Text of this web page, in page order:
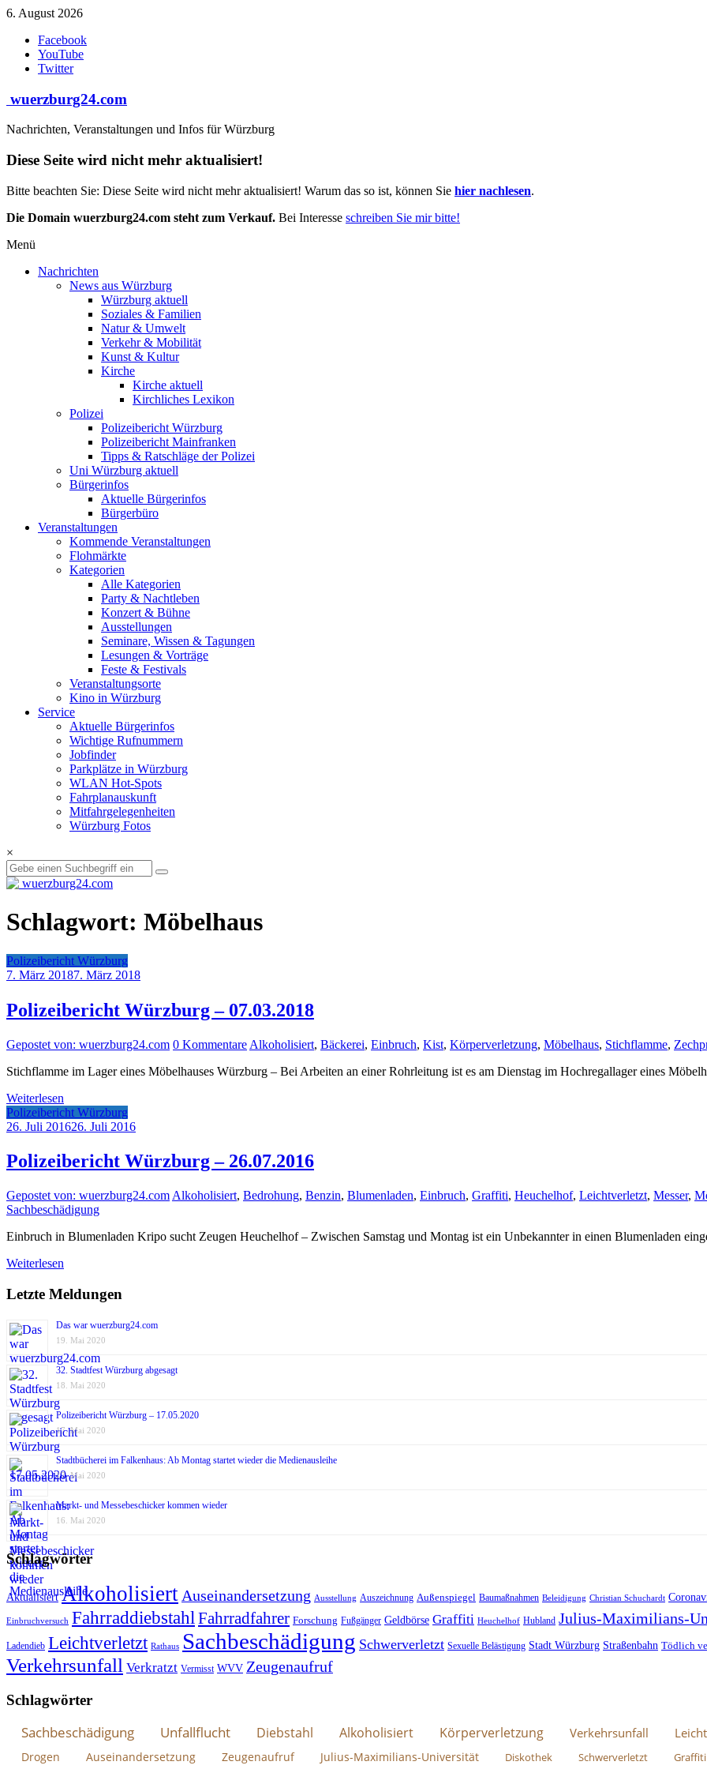
Zum
springen
6. August 2026
Facebook
YouTube
Twitter
wuerzburg24.com
Nachrichten, Veranstaltungen und Infos für Würzburg
Diese Seite wird nicht mehr aktualisiert!
Bitte beachten Sie: Diese Seite wird nicht mehr aktualisiert! Warum das so ist, können Sie hier nachlesen.
Die Domain wuerzburg24.com steht zum Verkauf. Bei Interesse schreiben Sie mir bitte!
Menü
Nachrichten
News aus Würzburg
Würzburg aktuell
Soziales & Familien
Natur & Umwelt
Verkehr & Mobilität
Kunst & Kultur
Kirche
Kirche aktuell
Kirchliches Lexikon
Polizei
Polizeibericht Würzburg
Polizeibericht Mainfranken
Tipps & Ratschläge der Polizei
Uni Würzburg aktuell
Bürgerinfos
Aktuelle Bürgerinfos
Bürgerbüro
Veranstaltungen
Kommende Veranstaltungen
Flohmärkte
Kategorien
Alle Kategorien
Party & Nachtleben
Konzert & Bühne
Ausstellungen
Seminare, Wissen & Tagungen
Lesungen & Vorträge
Feste & Festivals
Veranstaltungsorte
Kino in Würzburg
Service
Aktuelle Bürgerinfos
Wichtige Rufnummern
Jobfinder
Parkplätze in Würzburg
WLAN Hot-Spots
Fahrplanauskunft
Mitfahrgelegenheiten
Würzburg Fotos
×
Schlagwort: Möbelhaus
Polizeibericht Würzburg
7. März 20187. März 2018
Polizeibericht Würzburg – 07.03.2018
Gepostet von: wuerzburg24.com 0 Kommentare Alkoholisiert, Bäckerei, Einbruch, Kist, Körperverletzung, Möbelhaus, Stichflamme,
Stichflamme im Lager eines Möbelhauses Würzburg – Bei Arbeiten an einer Rohrleitung ist es am Dienstag im Hochregallager eines
Weiterlesen
Polizeibericht Würzburg
26. Juli 201626. Juli 2016
Polizeibericht Würzburg – 26.07.2016
Gepostet von: wuerzburg24.com Alkoholisiert, Bedrohung, Benzin, Blumenladen, Einbruch, Graffiti, Heuchelhof, Leichtverletzt, Messer,
Sachbeschädigung
Einbruch in Blumenladen Kripo sucht Zeugen Heuchelhof – Zwischen Samstag und Montag ist ein Unbekannter in einen Blumenladen
Weiterlesen
Letzte Meldungen
Das war wuerzburg24.com
19. Mai 2020
32. Stadtfest Würzburg abgesagt
18. Mai 2020
Polizeibericht Würzburg – 17.05.2020
17. Mai 2020
Stadtbücherei im Falkenhaus: Ab Montag startet wieder die Medienausleihe
17. Mai 2020
Markt- und Messebeschicker kommen wieder
16. Mai 2020
Schlagwörter
Aktualisiert Alkoholisiert Auseinandersetzung Ausstellung Auszeichnung Außenspiegel Baumaßnahmen Beleidigung Christian Schuchardt
Einbruchversuch FahrraddiebstahlFahrradfahrer Forschung Fußgänger Geldbörse Graffiti Heuchelhof Hubland Julius-Maximilians-
Ladendieb Leichtverletzt Rathaus Sachbeschädigung Schwerverletzt Sexuelle Belästigung Stadt Würzburg Straßenbahn Tödlich
Verkehrsunfall Verkratzt Vermisst WVV Zeugenaufruf
Schlagwörter
Sachbeschädigung Unfallflucht Diebstahl Alkoholisiert Körperverletzung Verkehrsunfall
Drogen
Auseinandersetzung Zeugenaufruf Julius-Maximilians-Universität Diskothek Schwerverletzt Graffiti